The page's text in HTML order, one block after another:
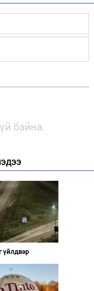
байна.
үйлдвэр